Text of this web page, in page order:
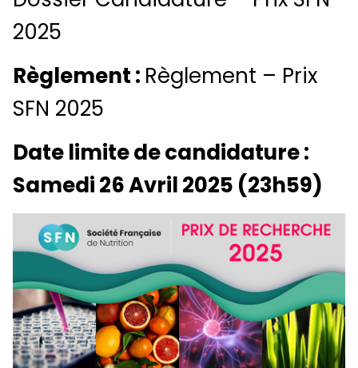
2025
Règlement : Règlement – Prix
SFN 2025
Date limite de candidature :
Samedi 26 Avril 2025 (23h59)